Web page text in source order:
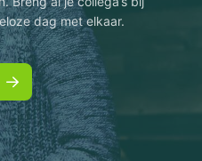
dag met elkaar.